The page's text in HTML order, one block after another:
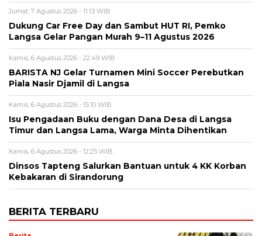
Jumat, 7 Agustus 2026 - 11:13 WIB
Dukung Car Free Day dan Sambut HUT RI, Pemko
Langsa Gelar Pangan Murah 9–11 Agustus 2026
Kamis, 6 Agustus 2026 - 22:49 WIB
BARISTA NJ Gelar Turnamen Mini Soccer Perebutkan
Piala Nasir Djamil di Langsa
Kamis, 6 Agustus 2026 - 15:10 WIB
Isu Pengadaan Buku dengan Dana Desa di Langsa
Timur dan Langsa Lama, Warga Minta Dihentikan
Kamis, 6 Agustus 2026 - 12:25 WIB
Dinsos Tapteng Salurkan Bantuan untuk 4 KK Korban
Kebakaran di Sirandorung
BERITA TERBARU